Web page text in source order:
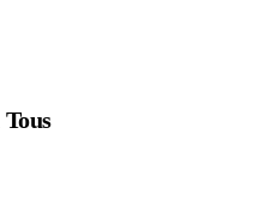
Tous